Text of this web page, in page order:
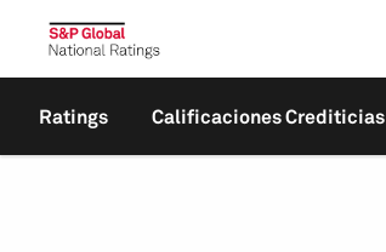
Ratings Calificaciones Crediticias